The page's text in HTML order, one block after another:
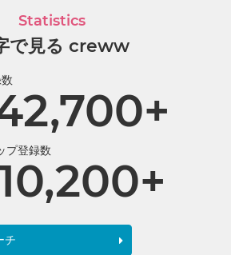
Statistics
で見る creww
プ登録数
チ